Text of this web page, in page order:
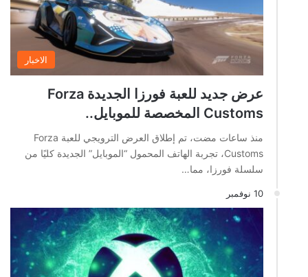
الاخبار
عرض جديد للعبة فورزا الجديدة Forza
Customs المخصصة للموبايل..
منذ ساعات مضت، تم إطلاق العرض الترويجي للعبة Forza
Customs، تجربة الهاتف المحمول “الموبايل” الجديدة كليًا من
سلسلة فورزا، مما…
10 نوفمبر